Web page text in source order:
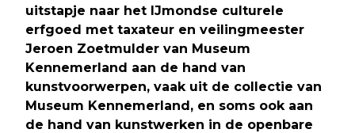
uitstapje naar het IJmondse culturele
erfgoed met taxateur en veilingmeester
Jeroen Zoetmulder van Museum
Kennemerland aan de hand van
kunstvoorwerpen, vaak uit de collectie van
Museum Kennemerland, en soms ook aan
de hand van kunstwerken in de openbare